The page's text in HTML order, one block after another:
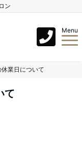
ン
Menu
業日について
て